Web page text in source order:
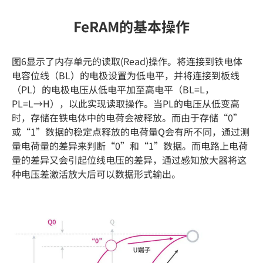
FeRAM的基本操作
图6显示了内存单元的读取(Read)操作。将连接到铁电体
电容位线（BL）的电极设置为低电平，并将连接到板线
（PL）的电极电压从低电平加至高电平（BL=L，
PL=L→H），以此实现读取操作。当PL的电压从低变高
时，存储在铁电体中的电荷会被释放。而由于存储“0”
或“1”数据的稳定点释放的电荷量Q会有所不同，通过测
量电荷量的差异来判断“0”和“1”数据。而电路上电荷
量的差异又会引起位线电压的差异，通过感知放大器将这
种电压差激活放大后可以数据形式输出。